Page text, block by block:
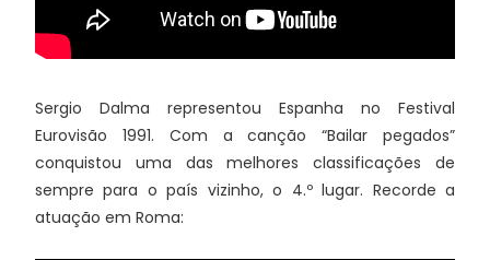
Sergio Dalma representou Espanha no Festival
Eurovisão 1991. Com a canção “Bailar pegados”
conquistou uma das melhores classificações de
sempre para o país vizinho, o 4.º lugar. Recorde a
atuação em Roma: